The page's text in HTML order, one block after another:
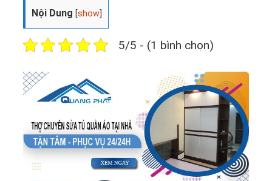
Nội Dung [show
5/5 - (1 bình chọn)